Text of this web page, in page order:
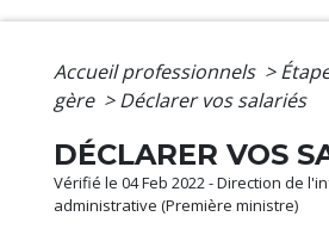
Accueil professionnels >
gère > Déclarer vos salariés
DÉCLARER VOS
Vérifié le 04 Feb 2022 - Direction de
administrative (Première ministre)